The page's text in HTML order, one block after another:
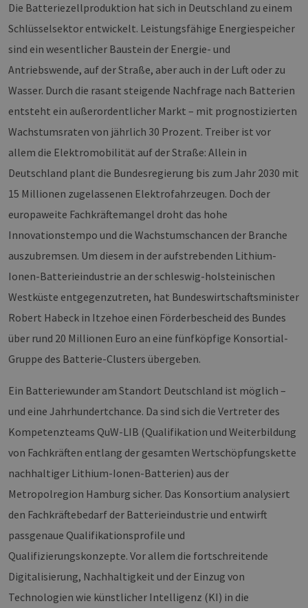
Die Batteriezellproduktion hat sich in Deutschland zu einem
Schlüsselsektor entwickelt. Leistungsfähige Energiespeicher
sind ein wesentlicher Baustein der Energie- und
Antriebswende, auf der Straße, aber auch in der Luft oder zu
Wasser. Durch die rasant steigende Nachfrage nach Batterien
entsteht ein außerordentlicher Markt – mit prognostizierten
Wachstumsraten von jährlich 30 Prozent. Treiber ist vor
allem die Elektromobilität auf der Straße: Allein in
Deutschland plant die Bundesregierung bis zum Jahr 2030 mit
15 Millionen zugelassenen Elektrofahrzeugen. Doch der
europaweite Fachkräftemangel droht das hohe
Innovationstempo und die Wachstumschancen der Branche
auszubremsen. Um diesem in der aufstrebenden Lithium-
Ionen-Batterieindustrie an der schleswig-holsteinischen
Westküste entgegenzutreten, hat Bundeswirtschaftsminister
Robert Habeck in Itzehoe einen Förderbescheid des Bundes
über rund 20 Millionen Euro an eine fünfköpfige Konsortial-
Gruppe des Batterie-Clusters übergeben.
Ein Batteriewunder am Standort Deutschland ist möglich –
und eine Jahrhundertchance. Da sind sich die Vertreter des
Kompetenzteams QuW-LIB (Qualifikation und Weiterbildung
von Fachkräften entlang der gesamten Wertschöpfungskette
nachhaltiger Lithium-Ionen-Batterien) aus der
Metropolregion Hamburg sicher. Das Konsortium analysiert
den Fachkräftebedarf der Batterieindustrie und entwirft
passgenaue Qualifikationsprofile und
Qualifizierungskonzepte. Vor allem die fortschreitende
Digitalisierung, Nachhaltigkeit und der Einzug von
Technologien wie künstlicher Intelligenz (KI) in die